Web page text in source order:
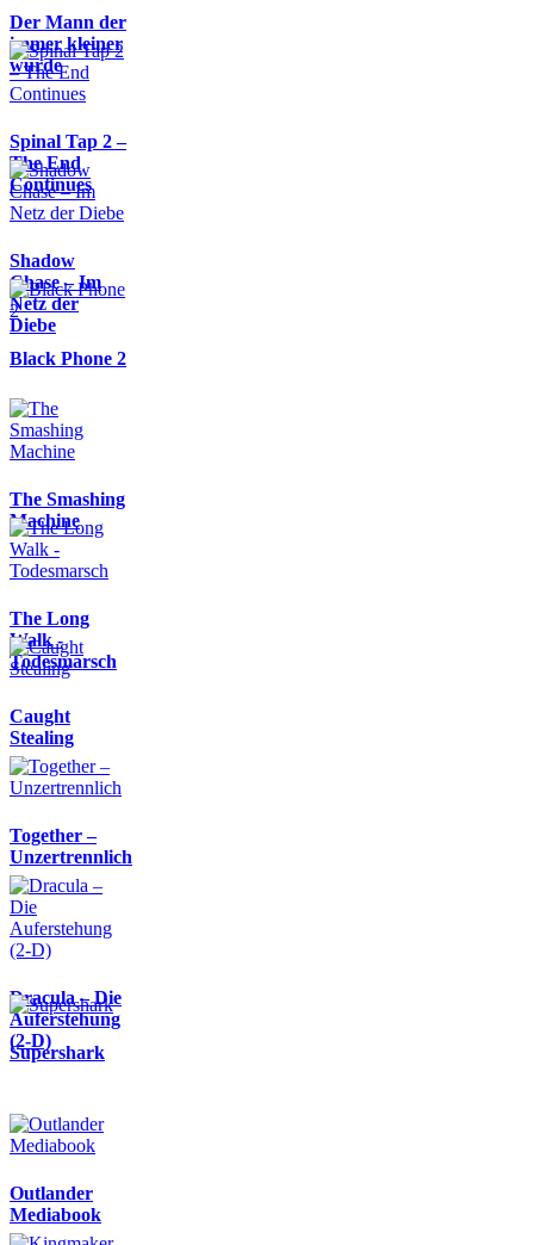
Der Mann der
immer kleiner
wurde
Spinal Tap 2 –
The End
Continues
Shadow
Chase – Im
Netz der
Diebe
Black Phone 2
The Smashing
Machine
The Long
Walk -
Todesmarsch
Caught
Stealing
Together –
Unzertrennlich
Dracula – Die
Auferstehung
(2-D)
Supershark
Outlander
Mediabook